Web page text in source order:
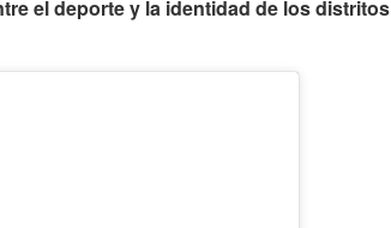
el deporte y la identidad de los distritos